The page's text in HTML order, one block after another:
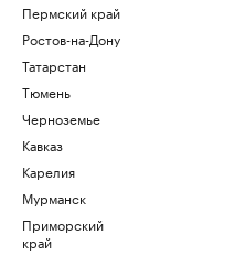
Пермский край
Ростов-на-Дону
Татарстан
Тюмень
Черноземье
Кавказ
Карелия
Мурманск
Приморский
край